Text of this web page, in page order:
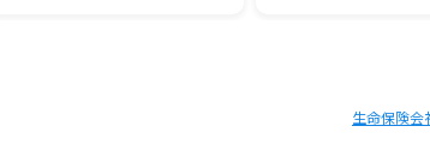
生命保険会